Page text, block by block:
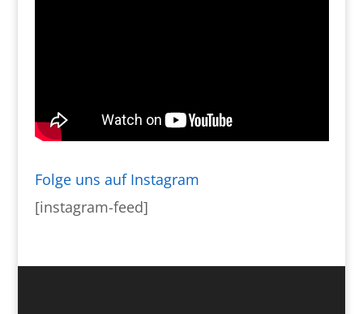
Folge uns auf Instagram
[instagram-feed]